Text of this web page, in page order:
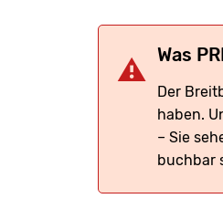
Was
Der
haben.
– Sie
buchbar